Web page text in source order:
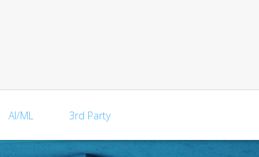
AI/ML 3rd Party